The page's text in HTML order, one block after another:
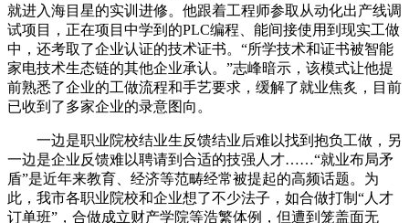
就进入海目星的实训进修。他跟着工程师参取从动化出产线调
试项目，正在项目中学到的PLC编程、能间接使用到现实工做
中，还考取了企业认证的技术证书。“所学技术和证书被智能
家电技术生态链的其他企业承认。”志峰暗示，该模式让他提
前熟悉了企业的工做流程和手艺要求，缓解了就业焦炙，目前
已收到了多家企业的录意图向。
一边是职业院校结业生反馈结业后难以找到抱负工做，另
一边是企业反馈难以聘请到合适的技强人才……“就业布局矛
盾”是近年来教育、经济等范畴经常被提起的高频话题。为
此，我市各职业院校和企业想了不少法子，如合做打制“人才
订单班”，合做成立财产学院等浩繁体例，但遭到笼盖面无